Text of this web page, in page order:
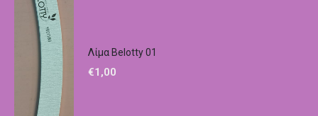
Λίμα Belotty 01
€1,00